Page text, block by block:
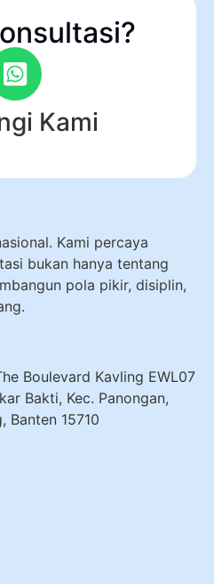
Kami
Kami percaya
bukan hanya tentang
pola pikir, disiplin,
Boulevard Kavling EWL07
Bakti, Kec. Panongan,
Banten 15710